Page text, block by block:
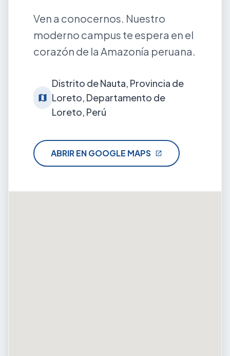
Ven a conocernos. Nuestro
moderno campus te espera en el
corazón de la Amazonía peruana.
map
Distrito de Nauta, Provincia de
Loreto, Departamento de
Loreto, Perú
ABRIR EN GOOGLE MAPS open_in_new